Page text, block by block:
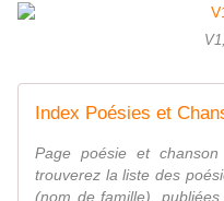
Index Poésies et
Page poésie et
trouverez la liste des
(nom de famille),